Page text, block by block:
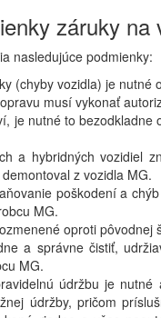
záruky na
nasledujúce podmienky:
(chyby vozidla) je
musí vykonať
je nutné to
a hybridných vozidiel
z vozidla MG.
poškodení a
MG.
oproti
a správne čistiť,
MG.
údržbu je
údržby, pričom